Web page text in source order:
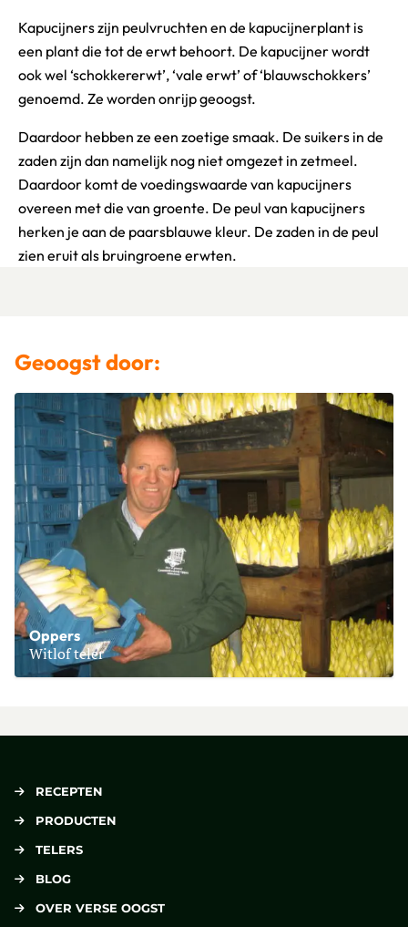
Kapucijners zijn peulvruchten en de kapucijnerplant is
een plant die tot de erwt behoort. De kapucijner wordt
ook wel ‘schokkererwt’, ‘vale erwt’ of ‘blauwschokkers’
genoemd. Ze worden onrijp geoogst.
Daardoor hebben ze een zoetige smaak. De suikers in de
zaden zijn dan namelijk nog niet omgezet in zetmeel.
Daardoor komt de voedingswaarde van kapucijners
overeen met die van groente. De peul van kapucijners
herken je aan de paarsblauwe kleur. De zaden in de peul
zien eruit als bruingroene erwten.
Geoogst door:
Oppers
Witlof teler
RECEPTEN
PRODUCTEN
TELERS
BLOG
OVER VERSE OOGST